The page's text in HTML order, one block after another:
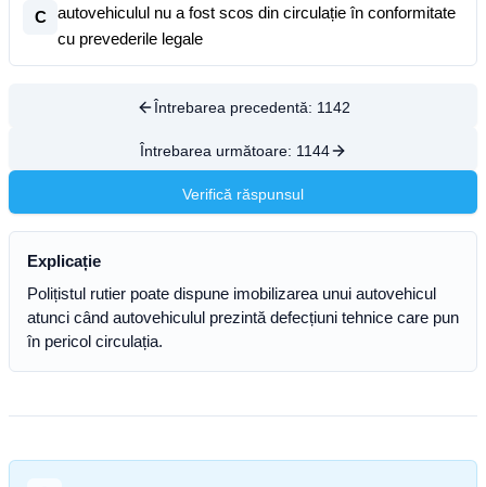
C
autovehiculul nu a fost scos din circulație în conformitate
cu prevederile legale
Întrebarea precedentă: 1142
Întrebarea următoare: 1144
Verifică răspunsul
Explicație
Polițistul rutier poate dispune imobilizarea unui autovehicul
atunci când autovehiculul prezintă defecțiuni tehnice care pun
în pericol circulația.